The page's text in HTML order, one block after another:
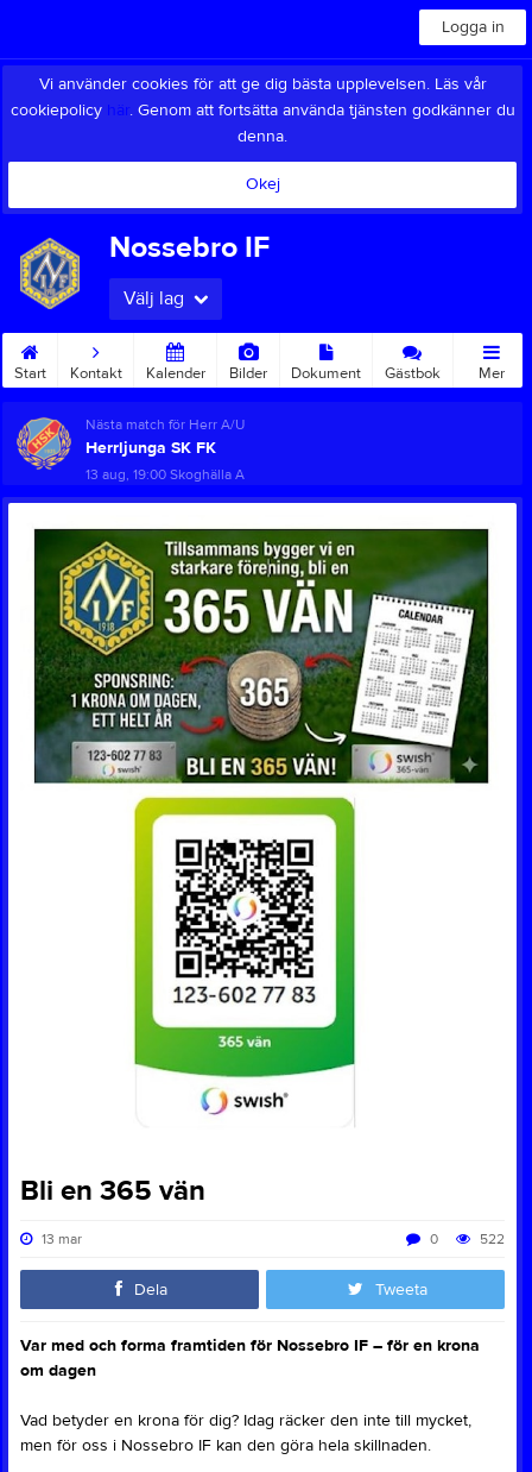
Logga in
Vi använder cookies för att ge dig bästa upplevelsen. Läs vår
cookiepolicy här. Genom att fortsätta använda tjänsten godkänner du
denna.
Okej
Nossebro IF
Välj lag
Start Kontakt Kalender Bilder Dokument Gästbok Mer
Nästa match för Herr A/U
Herrljunga SK FK
13 aug, 19:00Skoghälla A
Bli en 365 vän
13 mar 522
0
Dela Tweeta
Var med och forma framtiden för Nossebro IF – för en krona
om dagen
Vad betyder en krona för dig? Idag räcker den inte till mycket,
men för oss i Nossebro IF kan den göra hela skillnaden.